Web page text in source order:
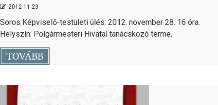
2012-11-23
Soros Képviselő-testületi ülés: 2012. november 28. 16 óra.
Helyszín: Polgármesteri Hivatal tanácskozó terme.
TOVÁBB